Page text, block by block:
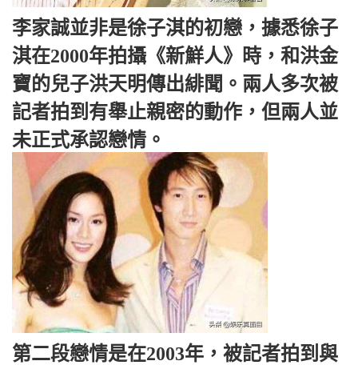
李家誠並非是徐子淇的初戀，據悉徐子
淇在2000年拍攝《新鮮人》時，和洪金
寶的兒子洪天明傳出緋聞。兩人多次被
記者拍到有舉止親密的動作，但兩人並
未正式承認戀情。
第二段戀情是在2003年，被記者拍到與